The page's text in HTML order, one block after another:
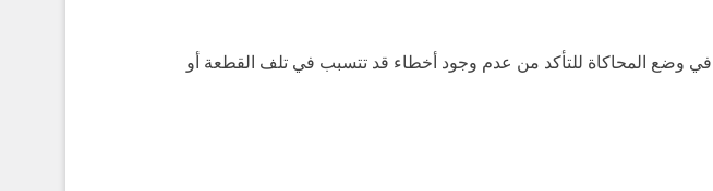
في وضع المحاكاة للتأكد من عدم وجود أخطاء قد تتسبب في تلف القطعة أو